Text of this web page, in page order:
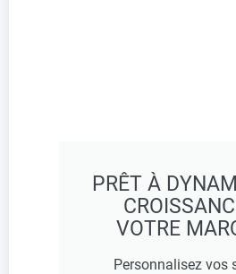
PRÊT À
VOTRE
Personnalisez vos